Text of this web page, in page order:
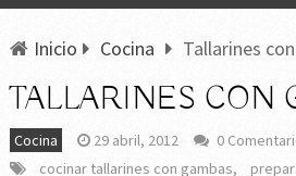
Inicio Cocina Tallarines
TALLARINES CON
Cocina 29 abril, 2012
0
cocinar tallarines con gambas,